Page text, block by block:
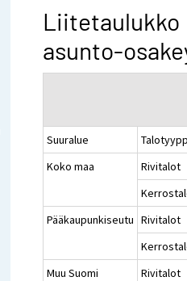
Liitetaulukko
asunto-
Suuralue
Koko maa
Rivitalot
Pääkaupunkiseutu Rivitalot
Muu Suomi
Rivitalot